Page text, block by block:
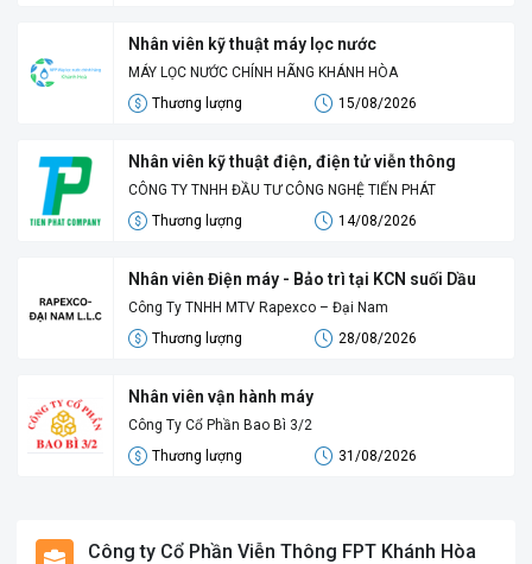
Nhân viên kỹ thuật máy lọc nước
MÁY LỌC NƯỚC CHÍNH HÃNG KHÁNH HÒA
Thương lượng
15/08/2026
Nhân viên kỹ thuật điện, điện tử viễn thông
CÔNG TY TNHH ĐẦU TƯ CÔNG NGHỆ TIẾN PHÁT
Thương lượng
14/08/2026
Nhân viên Điện máy - Bảo trì tại KCN suối Dầu
Công Ty TNHH MTV Rapexco – Đại Nam
Thương lượng
28/08/2026
Nhân viên vận hành máy
Công Ty Cổ Phần Bao Bì 3/2
Thương lượng
31/08/2026
Công ty Cổ Phần Viễn Thông FPT Khánh Hòa